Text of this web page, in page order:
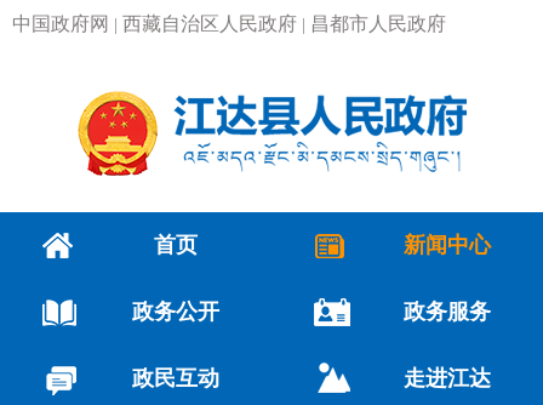
中国政府网 西藏自治区人民政府 昌都市人民政府
首页 新闻中心
政务公开 政务服务
政民互动 走进江达